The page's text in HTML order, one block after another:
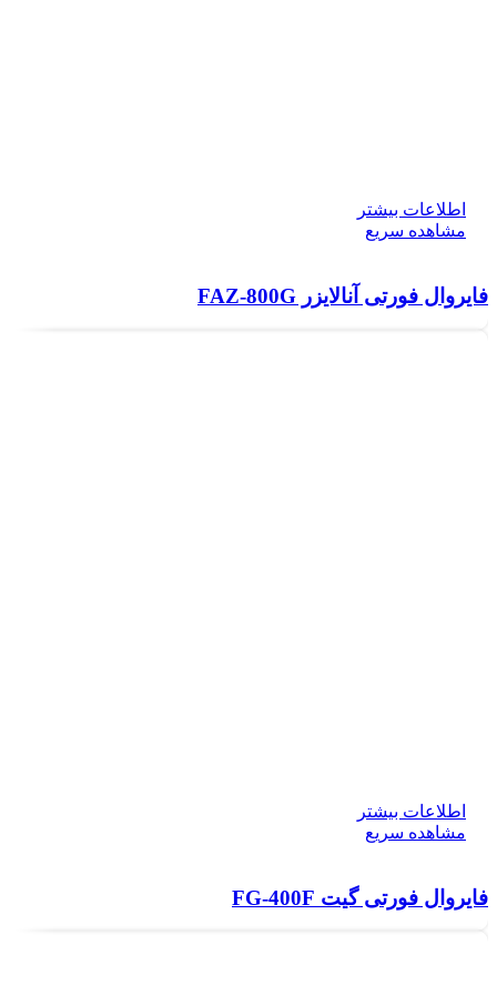
اطلاعات بیشتر
مشاهده سریع
فایروال فورتی آنالایزر FAZ-800G
اطلاعات بیشتر
مشاهده سریع
فایروال فورتی گیت FG-400F